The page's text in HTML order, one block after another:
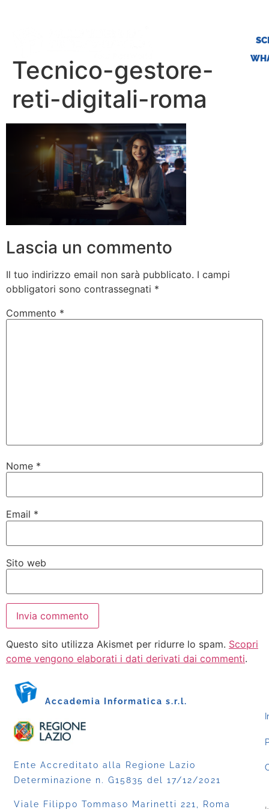
Tecnico-gestore-
reti-digitali-roma
Lascia un commento
Il tuo indirizzo email non sarà pubblicato. I campi
obbligatori sono contrassegnati *
Commento *
Nome *
Email *
Sito web
Questo sito utilizza Akismet per ridurre lo spam. Scopri
come vengono elaborati i dati derivati dai commenti.
Accademia Informatica s.r.l.
Ente Accreditato alla Regione Lazio
Determinazione n. G15835 del 17/12/2021
Viale Filippo Tommaso Marinetti 221, Roma